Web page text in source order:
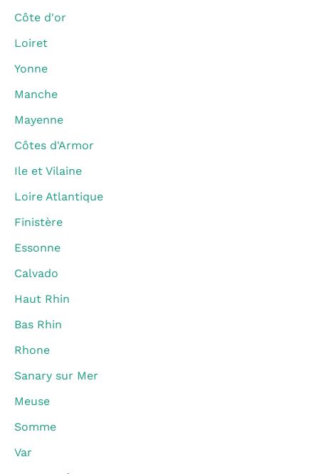
Côte d'or
Loiret
Yonne
Manche
Mayenne
Côtes d'Armor
Ile et Vilaine
Loire Atlantique
Finistère
Essonne
Calvado
Haut Rhin
Bas Rhin
Rhone
Sanary sur Mer
Meuse
Somme
Var